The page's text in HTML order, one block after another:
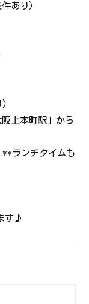
あり）
上本町駅」から
ランチタイムも
す♪